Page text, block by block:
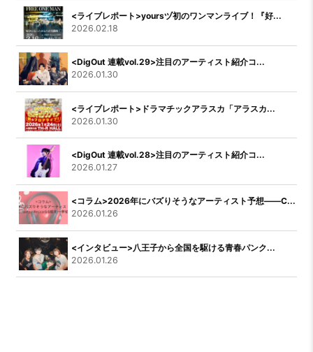
<ライブレポート>yoursヅ初のワンマンライブ！『好...
2026.02.18
<DigOut 連載vol.29>注目のアーティスト紹介コ...
2026.01.30
<ライブレポート>ドラマチックアラスカ「アラスカ...
2026.01.30
<DigOut 連載vol.28>注目のアーティスト紹介コ...
2026.01.27
<コラム>2026年にバズりそうなアーティスト予想――C...
2026.01.26
<インタビュー>八王子から全国を駆ける青春パンク...
2026.01.26